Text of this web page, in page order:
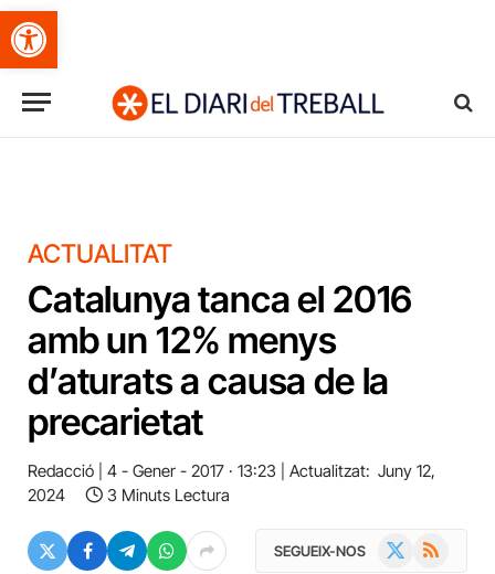
Obre la barra d'eines
ACTUALITAT
Catalunya tanca el 2016
amb un 12% menys
d’aturats a causa de la
precarietat
Redacció 4 - Gener - 2017 · 13:23 Actualitzat: Juny 12,
2024
3 Minuts Lectura
SEGUEIX-NOS RSS